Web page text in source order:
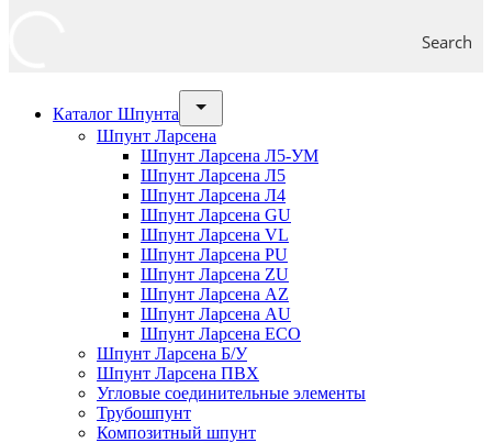
Search
Каталог Шпунта
Шпунт Ларсена
Шпунт Ларсена Л5-УМ
Шпунт Ларсена Л5
Шпунт Ларсена Л4
Шпунт Ларсена GU
Шпунт Ларсена VL
Шпунт Ларсена PU
Шпунт Ларсена ZU
Шпунт Ларсена AZ
Шпунт Ларсена AU
Шпунт Ларсена ECO
Шпунт Ларсена Б/У
Шпунт Ларсена ПВХ
Угловые соединительные элементы
Трубошпунт
Композитный шпунт